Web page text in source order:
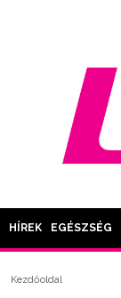
HÍREK EGÉSZSÉG
Kezdőoldal